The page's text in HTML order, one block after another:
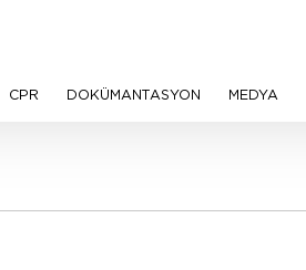
CPR DOKÜMANTASYON MEDYA